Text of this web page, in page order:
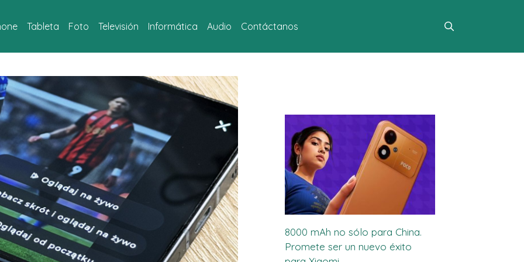
Tableta Foto Televisión Informática Audio Contáctanos
8000 mAh no sólo para China.
Promete ser un nuevo éxito